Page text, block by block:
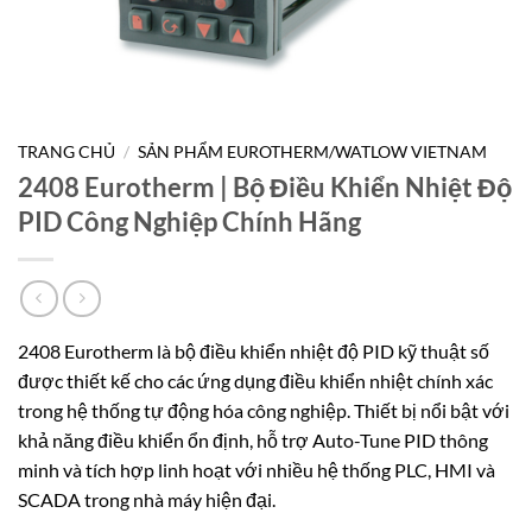
TRANG CHỦ / SẢN PHẨM EUROTHERM/WATLOW VIETNAM
2408 Eurotherm | Bộ Điều Khiển Nhiệt Độ
PID Công Nghiệp Chính Hãng
2408 Eurotherm là bộ điều khiển nhiệt độ PID kỹ thuật số
được thiết kế cho các ứng dụng điều khiển nhiệt chính xác
trong hệ thống tự động hóa công nghiệp. Thiết bị nổi bật với
khả năng điều khiển ổn định, hỗ trợ Auto-Tune PID thông
minh và tích hợp linh hoạt với nhiều hệ thống PLC, HMI và
SCADA trong nhà máy hiện đại.